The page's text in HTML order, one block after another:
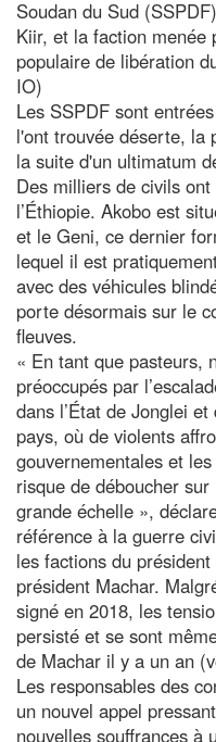
Soudan du Sud
Kiir, et la faction menée
populaire de libération
IO)
Les SSPDF sont
l'ont trouvée déserte, la
la suite d'un ultimatum
Des milliers de civils
l’Éthiopie. Akobo est
et le Geni, ce dernier
lequel il est
avec des véhicules
porte désormais sur le
fleuves.
« En tant que pasteurs,
préoccupés par
dans l’État de Jonglei
pays, où de violents
gouvernementales et
risque de déboucher
grande échelle »,
référence à la guerre
les factions du
président Machar.
signé en 2018, les
persisté et se sont
de Machar il y a un an
Les responsables des
un nouvel appel
nouvelles souffrances à